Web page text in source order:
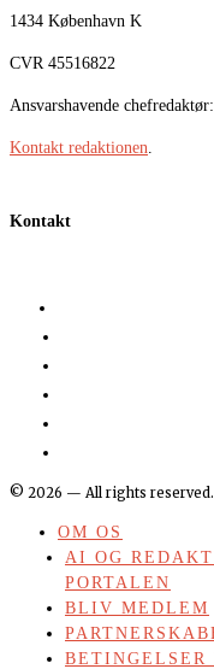
1434 København K
CVR 45516822
Ansvarshavende
Kontakt redaktionen
Kontakt
© 2026 — All rights reserved.
OM OS
AI OG
PORTALEN
BLIV MEDLEM
BETINGELSER